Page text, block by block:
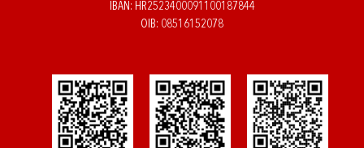
IBAN: HR2523400091100187844
OIB: 08516152078